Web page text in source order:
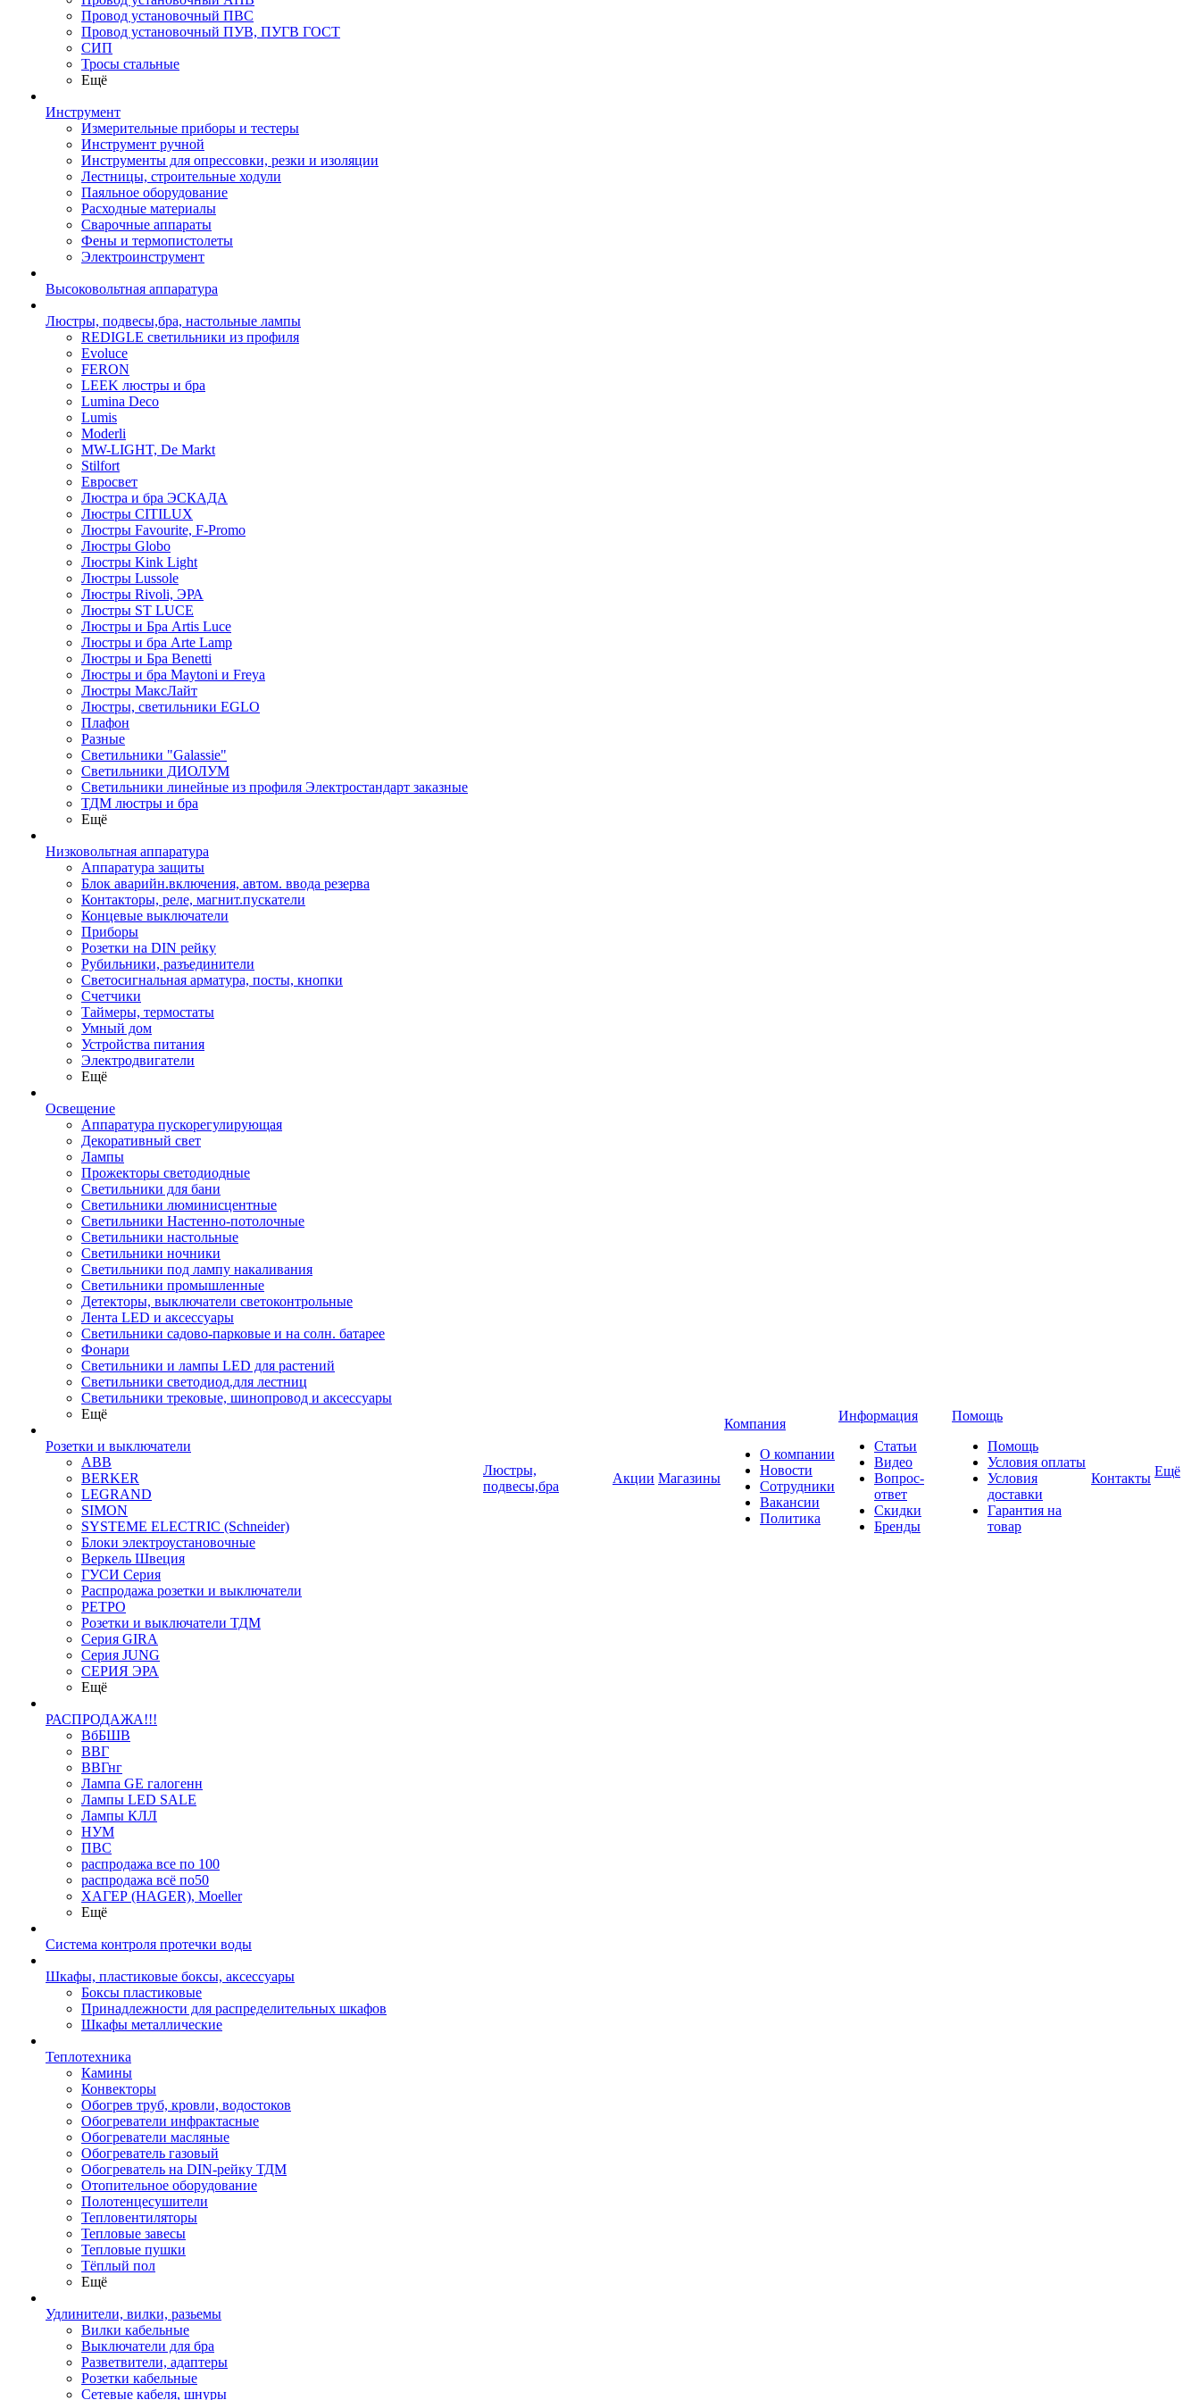
Провод установочный ПВС
Провод установочный ПУВ, ПУГВ ГОСТ
СИП
Тросы стальные
Ещё
Инструмент
Измерительные приборы и тестеры
Инструмент ручной
Инструменты для опрессовки, резки и изоляции
Лестницы, строительные ходули
Паяльное оборудование
Расходные материалы
Сварочные аппараты
Фены и термопистолеты
Электроинструмент
Высоковольтная аппаратура
Люстры, подвесы,бра, настольные лампы
REDIGLE светильники из профиля
Evoluce
FERON
LEEK люстры и бра
Lumina Deco
Lumis
Moderli
MW-LIGHT, De Markt
Stilfort
Евросвет
Люстра и бра ЭСКАДА
Люстры CITILUX
Люстры Favourite, F-Promo
Люстры Globo
Люстры Kink Light
Люстры Lussole
Люстры Rivoli, ЭРА
Люстры ST LUCE
Люстры и Бра Artis Luce
Люстры и бра Arte Lamp
Люстры и Бра Benetti
Люстры и бра Maytoni и Freya
Люстры МаксЛайт
Люстры, светильники EGLO
Плафон
Разные
Светильники "Galassie"
Светильники ДИОЛУМ
Светильники линейные из профиля Электростандарт заказные
ТДМ люстры и бра
Ещё
Низковольтная аппаратура
Аппаратура защиты
Блок аварийн.включения, автом. ввода резерва
Контакторы, реле, магнит.пускатели
Концевые выключатели
Приборы
Розетки на DIN рейку
Рубильники, разъединители
Светосигнальная арматура, посты, кнопки
Счетчики
Таймеры, термостаты
Умный дом
Устройства питания
Электродвигатели
Ещё
Освещение
Аппаратура пускорегулирующая
Декоративный свет
Лампы
Прожекторы светодиодные
Светильники для бани
Светильники люминисцентные
Светильники Настенно-потолочные
Светильники настольные
Светильники ночники
Светильники под лампу накаливания
Светильники промышленные
Детекторы, выключатели светоконтрольные
Лента LED и аксессуары
Светильники садово-парковые и на солн. батарее
Фонари
Светильники и лампы LED для растений
Светильники светодиод.для лестниц
Светильники трековые, шинопровод и аксессуары
Ещё
Розетки и выключатели
ABB
BERKER
LEGRAND
SIMON
SYSTEME ELECTRIC (Schneider)
Блоки электроустановочные
Веркель Швеция
ГУСИ Серия
Распродажа розетки и выключатели
РЕТРО
Розетки и выключатели ТДМ
Серия GIRA
Серия JUNG
СЕРИЯ ЭРА
Ещё
РАСПРОДАЖА!!!
ВбБШВ
ВВГ
ВВГнг
Лампа GE галогенн
Лампы LED SALE
Лампы КЛЛ
НУМ
ПВС
распродажа все по 100
распродажа всё по50
ХАГЕР (HAGER), Moeller
Ещё
Система контроля протечки воды
Шкафы, пластиковые боксы, аксессуары
Боксы пластиковые
Принадлежности для распределительных шкафов
Шкафы металлические
Теплотехника
Камины
Конвекторы
Обогрев труб, кровли, водостоков
Обогреватели инфрактасные
Обогреватели масляные
Обогреватель газовый
Обогреватель на DIN-рейку ТДМ
Отопительное оборудование
Полотенцесушители
Тепловентиляторы
Тепловые завесы
Тепловые пушки
Тёплый пол
Ещё
Удлинители, вилки, разьемы
Вилки кабельные
Выключатели для бра
Разветвители, адаптеры
Розетки кабельные
Сетевые кабеля, шнуры
Люстры,
подвесы,бра
Акции Магазины
Компания
О компании
Новости
Сотрудники
Вакансии
Политика
Информация
Статьи
Видео
Вопрос-
ответ
Скидки
Бренды
Помощь
Помощь
Условия оплаты
Условия
доставки
Гарантия на
товар
Контакты Ещё